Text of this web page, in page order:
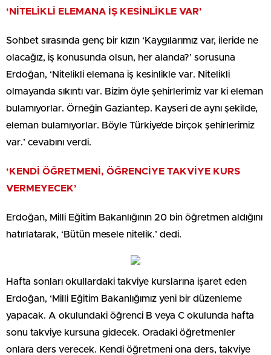
‘NİTELİKLİ ELEMANA İŞ KESİNLİKLE VAR’
Sohbet sırasında genç bir kızın ‘Kaygılarımız var, ileride ne
olacağız, iş konusunda olsun, her alanda?’ sorusuna
Erdoğan, ‘Nitelikli elemana iş kesinlikle var. Nitelikli
olmayanda sıkıntı var. Bizim öyle şehirlerimiz var ki eleman
bulamıyorlar. Örneğin Gaziantep. Kayseri de aynı şekilde,
eleman bulamıyorlar. Böyle Türkiye’de birçok şehirlerimiz
var.’ cevabını verdi.
‘KENDİ ÖĞRETMENİ, ÖĞRENCİYE TAKVİYE KURS
VERMEYECEK’
Erdoğan, Milli Eğitim Bakanlığının 20 bin öğretmen aldığını
hatırlatarak, ‘Bütün mesele nitelik.’ dedi.
Hafta sonları okullardaki takviye kurslarına işaret eden
Erdoğan, ‘Milli Eğitim Bakanlığımız yeni bir düzenleme
yapacak. A okulundaki öğrenci B veya C okulunda hafta
sonu takviye kursuna gidecek. Oradaki öğretmenler
onlara ders verecek. Kendi öğretmeni ona ders, takviye